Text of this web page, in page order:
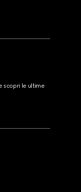
scopri le ultime